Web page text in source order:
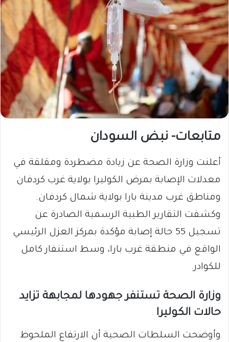
متابعات- نبض السودان
​أعلنت وزارة الصحة عن زيادة مضطردة ومقلقة في
معدلات الإصابة بمرض الكوليرا بولاية غرب كردفان
ومناطق غرب مدينة بارا بولاية شمال كردفان.
وكشفت التقارير الطبية الرسمية الصادرة عن
تسجيل 55 حالة إصابة مؤكدة بمركز العزل الرئيسي
الواقع في منطقة غرب بارا، وسط استنفار كامل
للكوادر.
​وزارة الصحة تستنفر جهودها لمجابهة تزايد
حالات الكوليرا
​وأوضحت السلطات الصحية أن الارتفاع الملحوظ